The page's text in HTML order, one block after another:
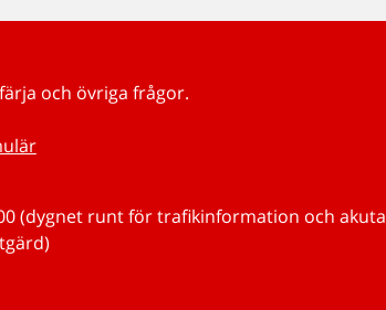
och övriga frågor.
(dygnet runt för trafikinformation och akuta